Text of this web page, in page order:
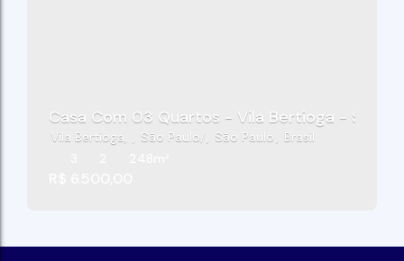
Casa Com 03 Quartos - Vila Bertioga - São
Vila Bertioga São Paulo São Paulo
Brasil